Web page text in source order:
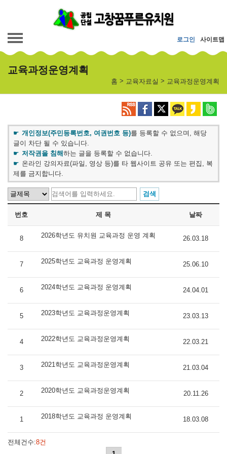
로그인 사이트맵
교육과정운영계획
홈 > 교육자료실 > 교육과정운영계획
개인정보(주민등록번호, 여권번호 등)를 등록할 수 없으며, 해당
글이 차단 될 수 있습니다.
저작권을 침해하는 글을 등록할 수 없습니다.
온라인 강의자료(파일, 영상 등)를 타 웹사이트 공유 또는 편집, 복
제를 금지합니다.
번호 제 목 날짜
8 2026학년도 유치원 교육과정 운영 계획 26.03.18
7 2025학년도 교육과정 운영계획 25.06.10
6 2024학년도 교육과정 운영계획 24.04.01
5 2023학년도 교육과정운영계획 23.03.13
4 2022학년도 교육과정운영계획 22.03.21
3 2021학년도 교육과정운영계획 21.03.04
2 2020학년도 교육과정운영계획 20.11.26
1 2018학년도 교육과정 운영계획 18.03.08
전체건수:8건